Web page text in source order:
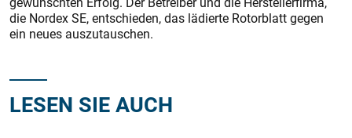
die Nordex SE, entschieden, das lädierte Rotorblatt gegen
ein neues auszutauschen.
LESEN SIE AUCH